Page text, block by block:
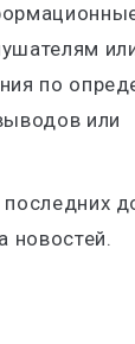
по
или
новостей.